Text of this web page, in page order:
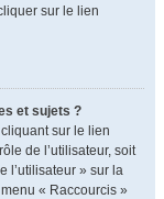
sur le lien
et sujets ?
sur le lien
de l’utilisateur, soit
l’utilisateur » sur la
« Raccourcis »